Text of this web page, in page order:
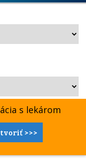
s lekárom
>>>